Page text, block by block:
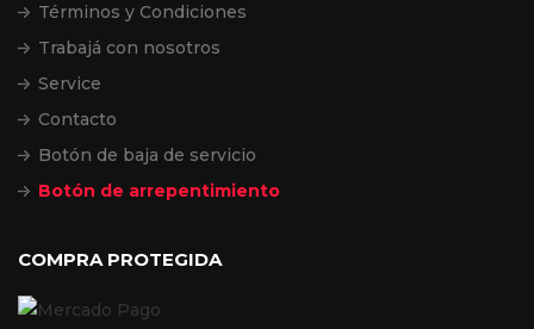
Términos y Condiciones
Trabajá con nosotros
Service
Contacto
Botón de baja de servicio
Botón de arrepentimiento
COMPRA PROTEGIDA